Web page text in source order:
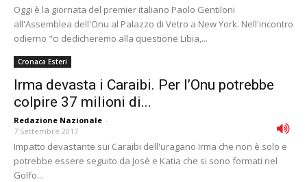
Oggi è la giornata del premier italiano Paolo Gentiloni
all'Assemblea dell'Onu al Palazzo di Vetro a New York. Nell'incontro
odierno "ci dedicheremo alla questione Libia,...
Cronaca Esteri
Irma devasta i Caraibi. Per l’Onu potrebbe
colpire 37 milioni di...
Redazione Nazionale -
7 Settembre 2017
Impatto devastante sui Caraibi dell'uragano Irma che non è solo e
potrebbe essere seguito da Josè e Katia che si sono formati nel
Golfo...